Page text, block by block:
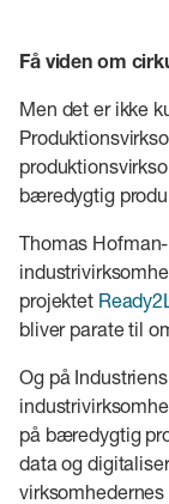
Få viden om
Men det er ikke
bæredygtig
Thomas
projektet
bliver parate til
Og på
på bæredygtig
data og